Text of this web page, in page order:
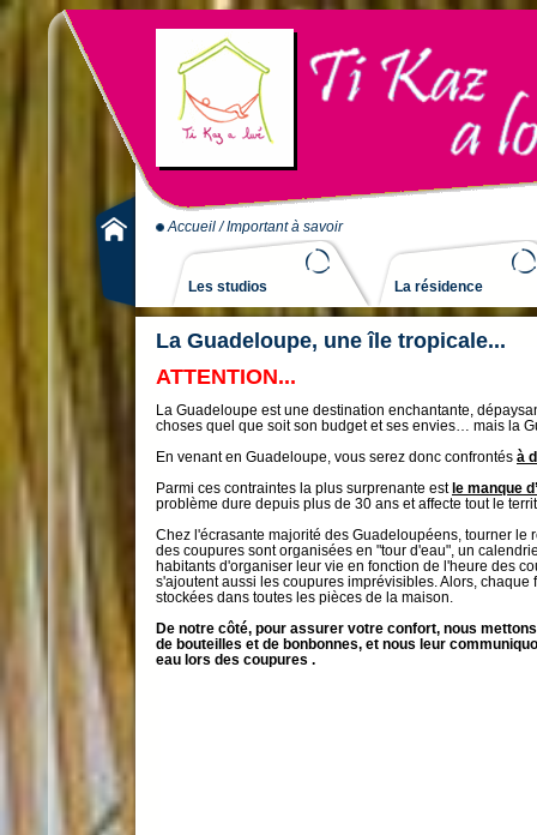
Accueil/ Important à savoir
Les studios La résidence
La Guadeloupe, une île tropicale...
ATTENTION...
La Guadeloupe est une destination enchantante,
choses quel que soit son budget et ses envies… mais la
En venant en Guadeloupe, vous serez donc confrontés à
Parmi ces contraintes la plus surprenante est le manque
problème dure depuis plus de 30 ans et affecte tout le
Chez l'écrasante majorité des Guadeloupéens, tourner
des coupures sont organisées en "tour d'eau", un
habitants d'organiser leur vie en fonction de l'heure des
s'ajoutent aussi les coupures imprévisibles. Alors,
stockées dans toutes les pièces de la maison.
De notre côté, pour assurer votre confort, nous
de bouteilles et de bonbonnes, et nous leur
eau lors des coupures .